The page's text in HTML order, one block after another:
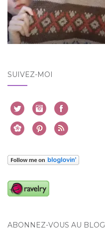
SUIVEZ-MOI
ABONNEZ-VOUS AU BLOG